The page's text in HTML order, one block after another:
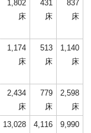
1,802
床
431
床
837
床
1,174
床
513
床
1,140
床
2,434
床
779
床
2,598
床
13,028
4,116
9,990